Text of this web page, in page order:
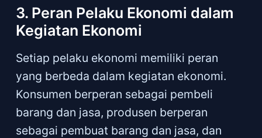
3. Peran Pelaku Ekonomi dalam
Kegiatan Ekonomi
Setiap pelaku ekonomi memiliki peran
yang berbeda dalam kegiatan ekonomi.
Konsumen berperan sebagai pembeli
barang dan jasa, produsen berperan
sebagai pembuat barang dan jasa, dan